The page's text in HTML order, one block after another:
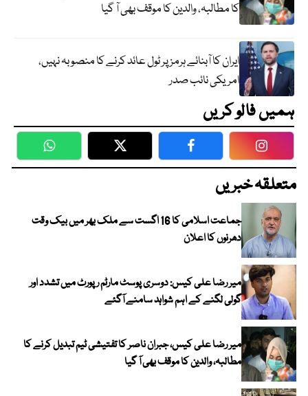
کا مطالبہ، والدین کا موقف بھی آ گیا
ایران کا آبنائے ہرمز پر ٹول عائد کرنے کا منصوبہ نہیں،
امریکی نائب صدر
ہمیں فالو کریں
WhatsApp Twitter Facebook
متعلقہ خبریں
جماعت اسلامی کا 16 اگست سے ملک بھر میں بیک وقت
دھرنوں کا اعلان
میر رضا علی کیس: دوسری پوسٹ مارٹم رپورٹ میں تشدد اور
گولی لگنے کے اہم شواہد سامنے آگئے
میر رضا علی کیس، جبران ناصر کا تفتیشی ٹیم تبدیل کرنے کا
مطالبہ، والدین کا موقف بھی آ گیا